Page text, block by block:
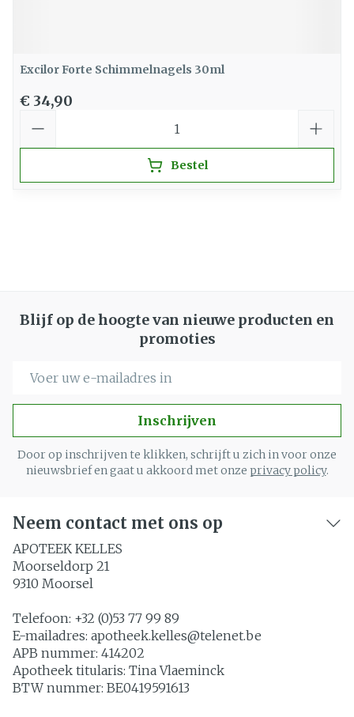
Excilor Forte Schimmelnagels 30ml
€ 34,90
Bestel
Blijf op de hoogte van nieuwe producten en
promoties
Inschrijven
Door op inschrijven te klikken, schrijft u zich in voor onze
nieuwsbrief en gaat u akkoord met onze privacy policy.
Neem contact met ons op
APOTEEK KELLES
Moorseldorp 21
9310 Moorsel
Telefoon: +32 (0)53 77 99 89
E-mailadres: apotheek.kelles@telenet.be
APB nummer: 414202
Apotheek titularis: Tina Vlaeminck
BTW nummer: BE0419591613